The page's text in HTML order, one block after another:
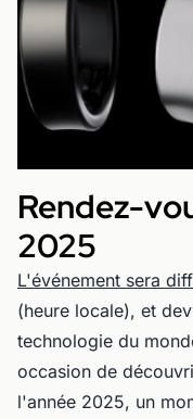
Rendez-
2025
L'événement sera
(heure locale), et
technologie du
occasion de
l'année 2025, un